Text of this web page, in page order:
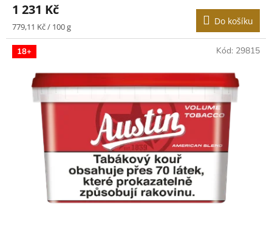
1 231 Kč
Měrná
cena:
779,11 Kč / 100 g Do košíku
18+ Kód: 29815